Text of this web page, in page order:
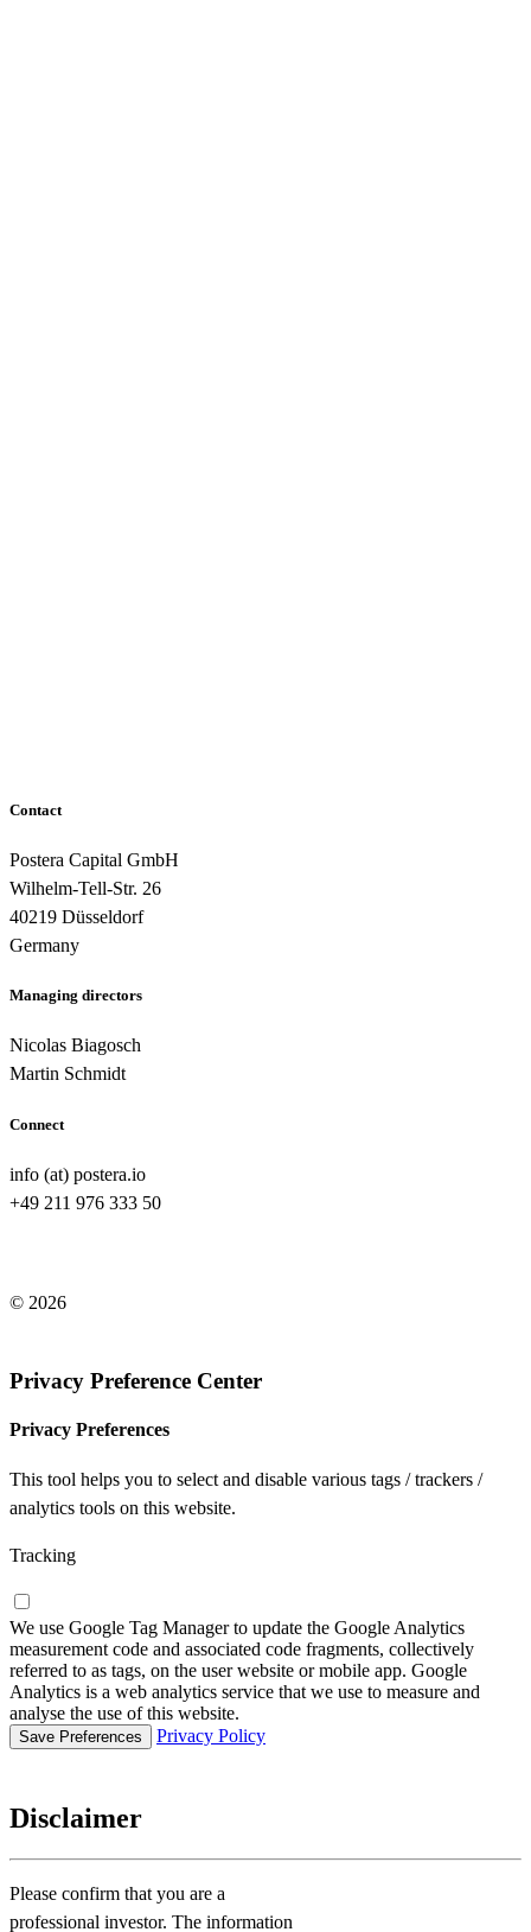
Contact
Postera Capital GmbH
Wilhelm-Tell-Str. 26
40219 Düsseldorf
Germany
Managing directors
Nicolas Biagosch
Martin Schmidt
Connect
info (at) postera.io
+49 211 976 333 50
© 2026
Privacy Preference Center
Privacy Preferences
This tool helps you to select and disable various tags / trackers /
analytics tools on this website.
Tracking
We use Google Tag Manager to update the Google Analytics
measurement code and associated code fragments, collectively
referred to as tags, on the user website or mobile app. Google
Analytics is a web analytics service that we use to measure and
analyse the use of this website.
Privacy Policy
Disclaimer
Please confirm that you are a
professional investor. The information